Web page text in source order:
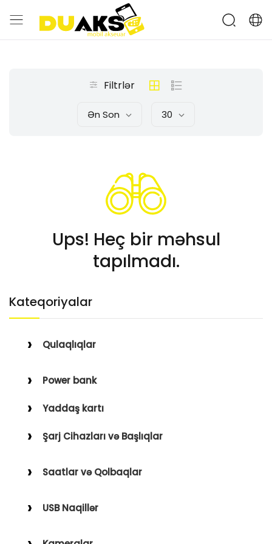
Kateqoriyalar
Qulaqlıqlar
Qulaqüstü
Power bank
Yaddaş kartı
Şarj Cihazları və Başlıqlar
Saatlar və Qolbaqlar
Saat Qolbaqları
USB Naqillər
Filtrlər
Ən Son 30
Ups! Heç bir məhsul
tapılmadı.